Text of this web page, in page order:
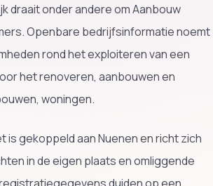
draait onder andere om Aanbouw
Openbare bedrijfsinformatie noemt
rond het exploiteren van een
het renoveren, aanbouwen en
woningen.
is gekoppeld aan Nuenen en richt zich
in de eigen plaats en omliggende
duiden op een